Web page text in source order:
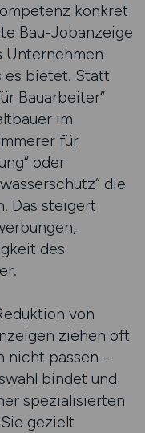
konkret
Bau-Jobanzeige
Unternehmen
es bietet. Statt
Bauarbeiter“
im
für
oder
die
Das steigert
des
von
ziehen oft
nicht passen –
bindet und
spezialisierten
gezielt